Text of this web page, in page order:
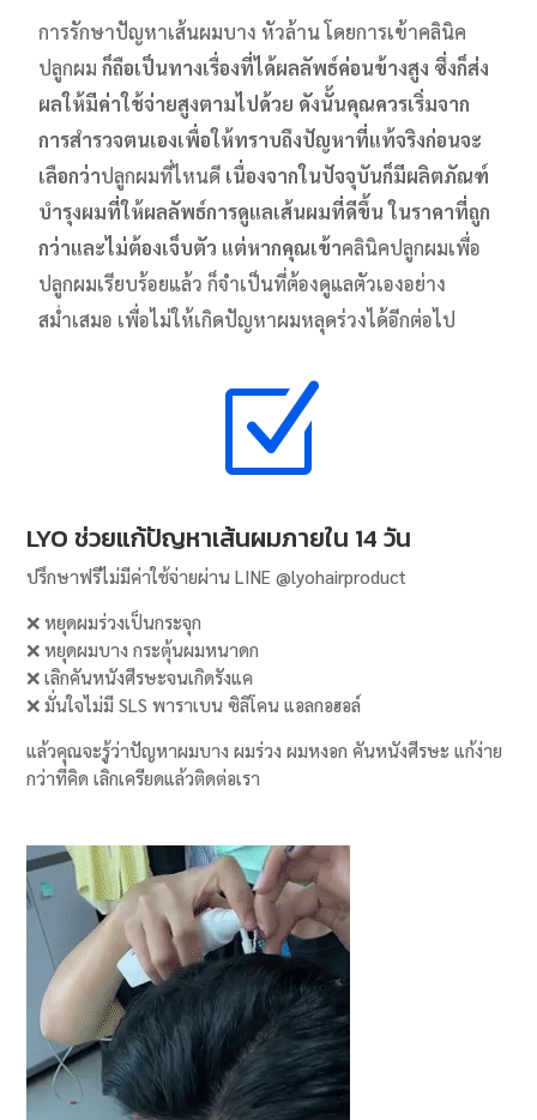
การรักษาปัญหาเส้นผมบาง หัวล้าน โดยการเข้าคลินิค
ปลูกผม ก็ถือเป็นทางเรื่องที่ได้ผลลัพธ์ค่อนข้างสูง ซึ่งก็ส่ง
ผลให้มีค่าใช้จ่ายสูงตามไปด้วย ดังนั้นคุณควรเริ่มจาก
การสำรวจตนเองเพื่อให้ทราบถึงปัญหาที่แท้จริงก่อนจะ
เลือกว่าปลูกผมที่ไหนดี เนื่องจากในปัจจุบันก็มีผลิตภัณฑ์
บำรุงผมที่ให้ผลลัพธ์การดูแลเส้นผมที่ดีขึ้น ในราคาที่ถูก
กว่าและไม่ต้องเจ็บตัว แต่หากคุณเข้าคลินิคปลูกผมเพื่อ
ปลูกผมเรียบร้อยแล้ว ก็จำเป็นที่ต้องดูแลตัวเองอย่าง
สม่ำเสมอ เพื่อไม่ให้เกิดปัญหาผมหลุดร่วงได้อีกต่อไป
Z
LYO ช่วยแก้ปัญหาเส้นผมภายใน 14 วัน
ปรึกษาฟรีไม่มีค่าใช้จ่ายผ่าน LINE @lyohairproduct
❌ หยุดผมร่วงเป็นกระจุก
❌ หยุดผมบาง กระตุ้นผมหนาดก
❌ เลิกคันหนังศีรษะจนเกิดรังแค
❌ มั่นใจไม่มี SLS พาราเบน ซิลิโคน แอลกอฮอล์
แล้วคุณจะรู้ว่าปัญหาผมบาง ผมร่วง ผมหงอก คันหนังศีรษะ แก้ง่าย
กว่าที่คิด เลิกเครียดแล้วติดต่อเรา